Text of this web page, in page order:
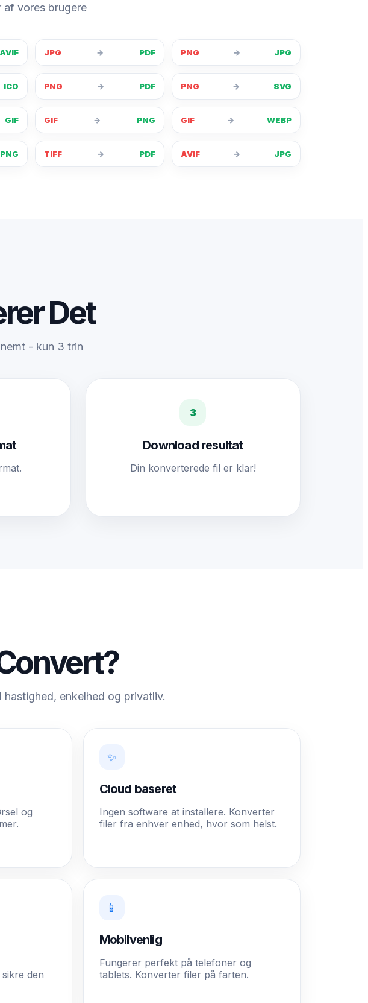
af vores brugere
AVIF JPG → PDF PNG → JPG
ICO PNG → PDF PNG → SVG
GIF GIF → PNG GIF → WEBP
PNG TIFF → PDF AVIF → JPG
Det
- kun 3 trin
3
Download resultat
Din konverterede fil er klar!
enkelhed og privatliv.
og
✨
Cloud baseret
Ingen software at installere. Konverter
filer fra enhver enhed, hvor som helst.
den
📱
Mobilvenlig
Fungerer perfekt på telefoner og
tablets. Konverter filer på farten.